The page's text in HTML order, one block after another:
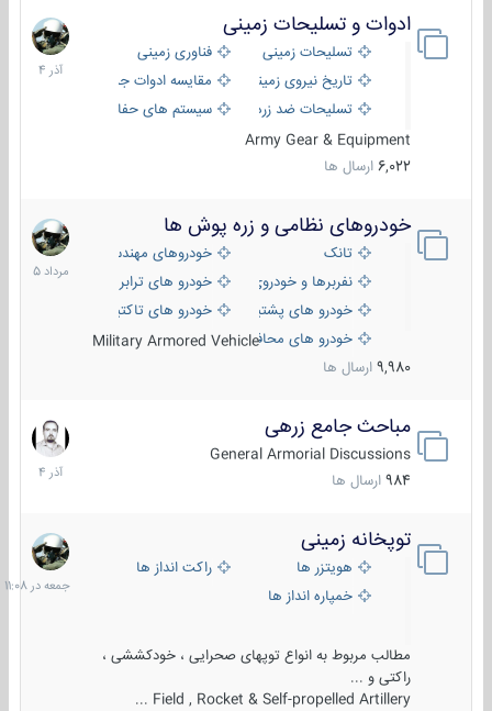
ادوات و تسلیحات زمینی
تسلیحات زمینی
فناوری زمینی
تاریخ نیروی زمینی
مقایسه ادوات جنگی
تسلیحات ضد زره
سیستم های حفاظت فعال
Army Gear & Equipment
6,022 ارسال ها
21
آذر
1404
خودروهای نظامی و زره پوش ها
تانک
خودروهای مهندسی
نفربرها و خودروی های رزمی پیاده نظام
خودرو های ترابری نظامی
خودرو های پشتیبانی آتش ، شناسایی و ضد تانک
خودرو های تاکتیکی نظامی
خودرو های محافظت شدهMilitary Armored Vehicle
9,980 ارسال ها
2
مرداد
1405
مباحث جامع زرهی
General Armorial Discussions
984 ارسال ها
7
آذر
1404
توپخانه زمینی
هویتزر ها
راکت انداز ها
خمپاره انداز ها
مطالب مربوط به انواع توپهای صحرایی ، خودکششی ،
راکتی و ...
Field , Rocket & Self-propelled Artillery ...
جمعه
در
11:08